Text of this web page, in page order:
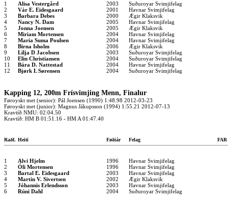
1 Alisa Vestergård 2003
Suðuroyar Svimjifelag
2
Vár E. Eidesgaard 2001
Havnar Svimjifelag
3
Barbara Debes 2000
Ægir Klaksvik
4
Nancy N. Dam 2005
Havnar Svimjifelag
5
Jonna Joensen 2005
Ægir Klaksvik
6
Miriam Mortensen 2004
Havnar Svimjifelag
7
Maria Suma Poulsen 2004
Havnar Svimjifelag
8
Birna Isholm 2006
Ægir Klaksvik
9
Lilja D Jacobsen 2003
Suðuroyar Svimjifelag
10
Elin Christiansen 2004
Suðuroyar Svimjifelag
11
Bára D. Nattestad 2004
Havnar Svimjifelag
12
Bjørk L Sørensen 2004 Suðuroyar Svimjifelag
Kapping 12, 200m Frísvimjing Menn, Finalur
Føroyskt met (senior): Pál Joensen (1990) 1:48.98 2012-03-23
Føroyskt met (junior): Magnus Jákupsson (1994) 1:55.21 2012-07-13
Kravtíð NMU: 02:04.50
Kravtíð: HM B 01:51.16 - HM A 01:47.40
Raðf. Heiti Føðiár Felag FAR
1 Alvi Hjelm 1996
Havnar Svimjifelag
2
Óli Mortensen 1996
Havnar Svimjifelag
3
Bartal E. Eidesgaard 2003
Havnar Svimjifelag
4
Martin V. Sivertsen 2002
Ægir Klaksvik
5
Jóhannis Erlendsson 2003
Havnar Svimjifelag
6
Rúni Dahl 2004 Suðuroyar Svimjifelag